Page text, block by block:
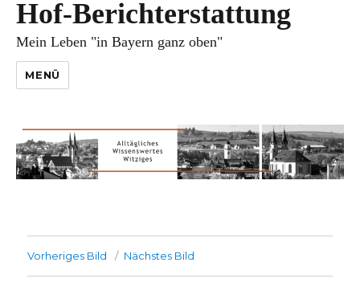
Hof-Berichterstattung
Mein Leben "in Bayern ganz oben"
MENÜ
Vorheriges Bild Nächstes Bild